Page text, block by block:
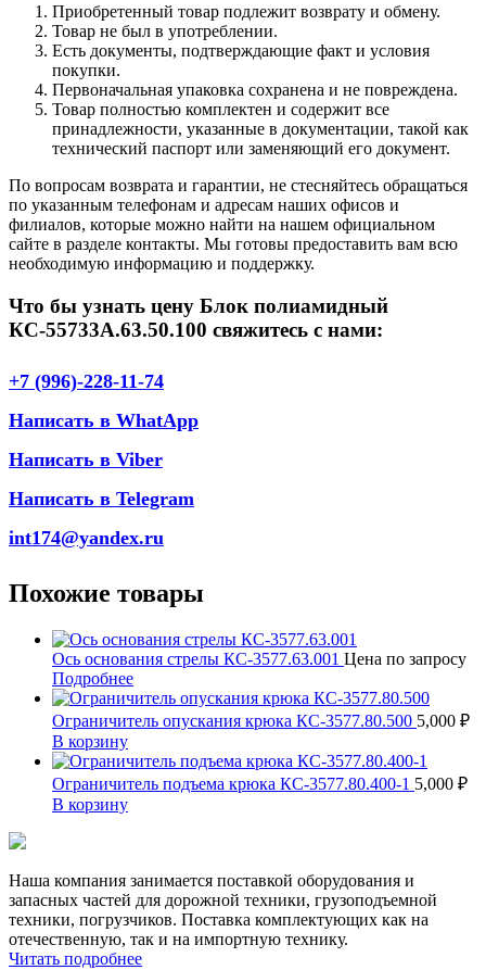
Приобретенный товар подлежит возврату и обмену.
Товар не был в употреблении.
Есть документы, подтверждающие факт и условия
покупки.
Первоначальная упаковка сохранена и не повреждена.
Товар полностью комплектен и содержит все
принадлежности, указанные в документации, такой как
технический паспорт или заменяющий его документ.
По вопросам возврата и гарантии, не стесняйтесь обращаться
по указанным телефонам и адресам наших офисов и
филиалов, которые можно найти на нашем официальном
сайте в разделе контакты. Мы готовы предоставить вам всю
необходимую информацию и поддержку.
Что бы узнать цену Блок полиамидный
КС-55733А.63.50.100 свяжитесь с нами:
+7 (996)-228-11-74
Написать в WhatApp
Написать в Viber
Написать в Telegram
int174@yandex.ru
Похожие товары
Ось основания стрелы КС-3577.63.001 Цена по запросу
Подробнее
Ограничитель опускания крюка КС-3577.80.500 5,000 ₽
В корзину
Ограничитель подъема крюка КС-3577.80.400-1 5,000 ₽
В корзину
Наша компания занимается поставкой оборудования и
запасных частей для дорожной техники, грузоподъемной
техники, погрузчиков. Поставка комплектующих как на
отечественную, так и на импортную технику.
Читать подробнее